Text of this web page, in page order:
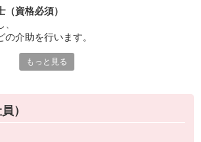
正当に評価。
方も歓迎です。
きやすさ抜群。
しませんか？
資格必須）
介助を行います。
修了者などの資格が必要で、
える役割であり、
く力が求められます！
する柔軟性と、
もっと見る
）